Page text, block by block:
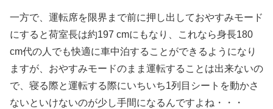
一方で、運転席を限界まで前に押し出しておやすみモード
にすると荷室長は約197 cmにもなり、これなら身長180
cm代の人でも快適に車中泊することができるようになり
ますが、おやすみモードのまま運転することは出来ないの
で、寝る際と運転する際にいちいち1列目シートを動かさ
ないといけないのが少し手間になるんですよね・・・